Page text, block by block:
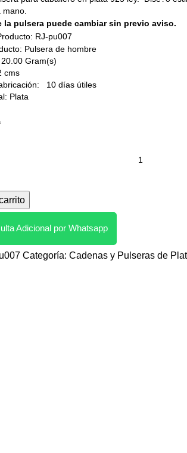
la pulsera puede cambiar sin previo aviso.
RJ-pu007
Pulsera de hombre
Gram(s)
10 días útiles
Plata
Adicional por Whatsapp
Categoría: Cadenas y Pulseras de